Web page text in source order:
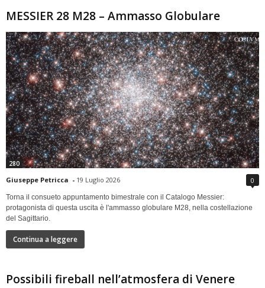
MESSIER 28 M28 – Ammasso Globulare
280
Giuseppe Petricca - 19 Luglio 2026 0
Torna il consueto appuntamento bimestrale con il Catalogo Messier:
protagonista di questa uscita è l'ammasso globulare M28, nella costellazione
del Sagittario.
Continua a leggere
Possibili fireball nell’atmosfera di Venere